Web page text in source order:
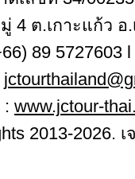
4 ต.เกาะแก้ว อ
89 5727603
: www.jctour-
2013-2026.